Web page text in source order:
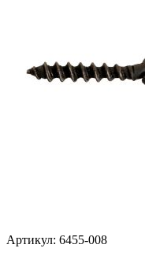
Артикул: 6455-008